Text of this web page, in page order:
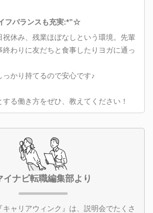
フバランスも充実:*”☆
祝休み、残業ほぼなしという環境。先輩
終わりに友だちと食事したりヨガに通っ
っかり持てるので安心です♪
る働き方をぜひ、教えてください！
イナビ転職編集部より
キャリアウィンク』は、説明会でたくさ